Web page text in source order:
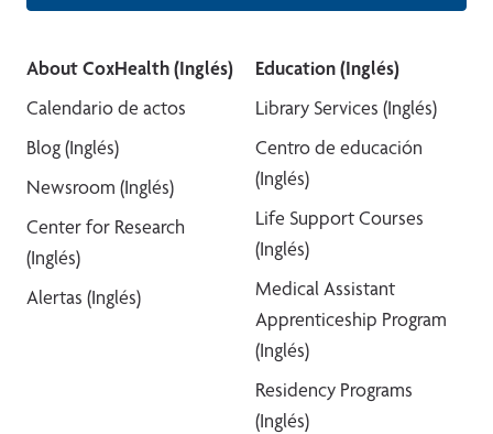
About CoxHealth (Inglés)
Calendario de actos
Blog (Inglés)
Newsroom (Inglés)
Center for Research
(Inglés)
Alertas (Inglés)
Education (Inglés)
Library Services (Inglés)
Centro de educación
(Inglés)
Life Support Courses
(Inglés)
Medical Assistant
Apprenticeship Program
(Inglés)
Residency Programs
(Inglés)